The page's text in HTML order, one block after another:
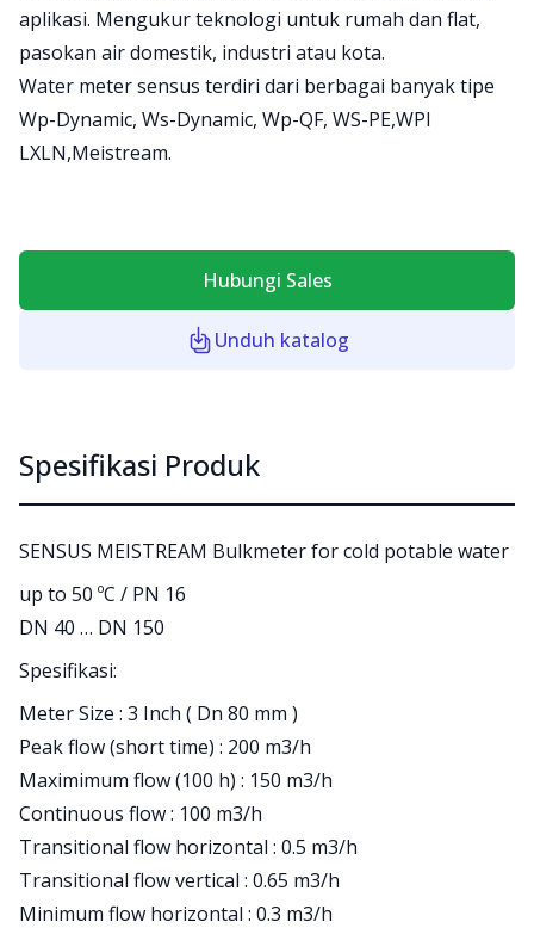
aplikasi. Mengukur teknologi untuk rumah dan flat,
pasokan air domestik, industri atau kota.
Water meter sensus terdiri dari berbagai banyak tipe
Wp-Dynamic, Ws-Dynamic, Wp-QF, WS-PE,WPI
LXLN,Meistream.
Hubungi Sales
Unduh katalog
Spesifikasi Produk
SENSUS MEISTREAM Bulkmeter for cold potable water
up to 50 ºC / PN 16
DN 40 … DN 150
Spesifikasi:
Meter Size : 3 Inch ( Dn 80 mm )
Peak flow (short time) : 200 m3/h
Maximimum flow (100 h) : 150 m3/h
Continuous flow : 100 m3/h
Transitional flow horizontal : 0.5 m3/h
Transitional flow vertical : 0.65 m3/h
Minimum flow horizontal : 0.3 m3/h